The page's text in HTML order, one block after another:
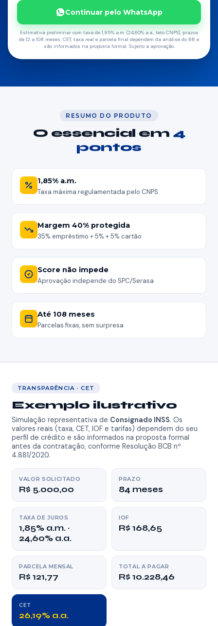
Auto
Prestamista
Dúvidas
⚡ Simular agora
Continuar pelo WhatsApp
Estimativa preliminar com taxa de 1,85% a.m. (24,60% a.a., teto CNPS), prazos
de 12 a 108 meses. CET, taxa real e parcela final dependem da análise do BB e
são informados na proposta formal. Sujeito a aprovação.
RESUMO DO PRODUTO
O essencial em 4
pontos
1,85% a.m.
Taxa máxima regulamentada pelo CNPS
Margem 40% protegida
35% empréstimo + 5% + 5% cartão
Score não impede
Aprovação independe do SPC/Serasa
Até 108 meses
Parcelas fixas, sem surpresa
TRANSPARÊNCIA · CET
Exemplo ilustrativo
Simulação representativa de Consignado INSS. Os
valores reais (taxa, CET, IOF e tarifas) dependem do seu
perfil de crédito e são informados na proposta formal
antes da contratação, conforme Resolução BCB nº
4.881/2020.
VALOR SOLICITADO
R$ 5.000,00
PRAZO
84 meses
TAXA DE JUROS
1,85% a.m. ·
24,60% a.a.
IOF
R$ 168,65
PARCELA MENSAL
R$ 121,77
TOTAL A PAGAR
R$ 10.228,46
CET
26,19% a.a.